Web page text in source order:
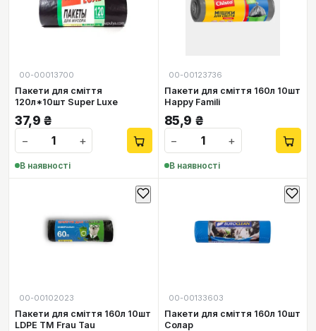
00-00013700
Пакети для сміття
120л*10шт Super Luxe
37,9 ₴
−
+
В наявності
00-00123736
Пакети для сміття 160л 10шт
Happy Famili
85,9 ₴
−
+
В наявності
00-00102023
Пакети для сміття 160л 10шт
LDPE TM Frau Tau
00-00133603
Пакети для сміття 160л 10шт
Солар